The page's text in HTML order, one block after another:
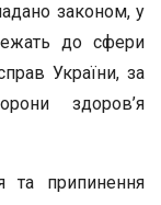
законом, у
до сфери
України, за
здоров’я
та припинення